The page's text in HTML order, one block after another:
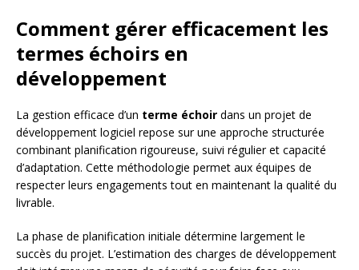
Comment gérer efficacement les
termes échoirs en
développement
La gestion efficace d’un terme échoir dans un projet de
développement logiciel repose sur une approche structurée
combinant planification rigoureuse, suivi régulier et capacité
d’adaptation. Cette méthodologie permet aux équipes de
respecter leurs engagements tout en maintenant la qualité du
livrable.
La phase de planification initiale détermine largement le
succès du projet. L’estimation des charges de développement